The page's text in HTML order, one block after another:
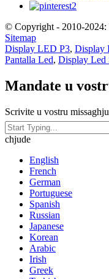
© Copyright - 2010-
Sitemap
Display LED P3, Display
Pantalla Led, Display Led
Mandate u
Scrivite u vostru
chjude
English
French
German
Portuguese
Spanish
Russian
Japanese
Korean
Arabic
Irish
Greek